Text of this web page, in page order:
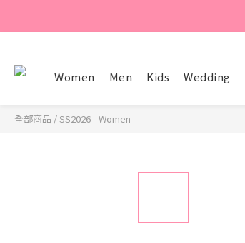
Women Men Kids Wedding
全部商品 /SS2026 - Women